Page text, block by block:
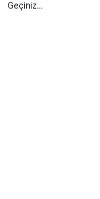
Geçiniz...